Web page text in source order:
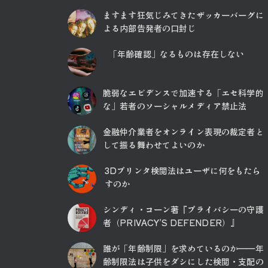
ますます狂気じみてきたザッカーバーグに
よる内部告発者の口封じ
「年齢確認」なるものは存在しない
脆弱なエビデンスで加速する「エセ科学的
な」若者のソーシャルメディア禁止法
金融仲介業者をオンライン表現の裁定者と
して振る舞わせてよいのか
3Dプリンタ検閲法はユーザに何をもたら
すのか
シンディ・コーン著『プライバシーの守護
者（PRIVACY’S DEFENDER）』
誰が「年齢制限」を求めているのか――年
齢制限法は子供をダシにした検閲・支配の